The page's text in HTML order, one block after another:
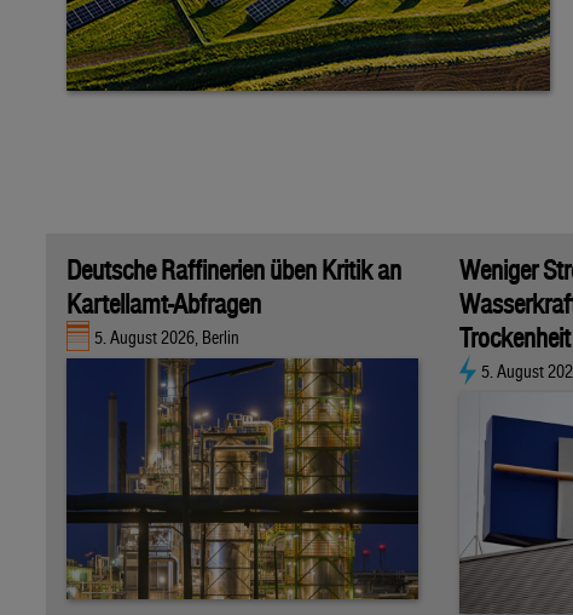
Deutsche Raffinerien üben Kritik an
Kartellamt-Abfragen
5. August 2026, Berlin
Weniger
Trockenheit
5. August